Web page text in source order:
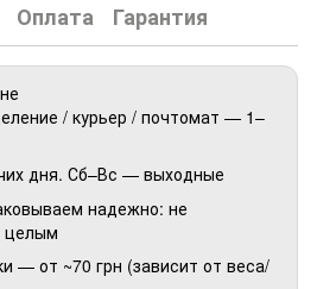
Оплата Гарантия
/ курьер / почтомат — 1–
дня. Сб–Вс — выходные
надежно: не
целым
— от ~70 грн (зависит от веса/